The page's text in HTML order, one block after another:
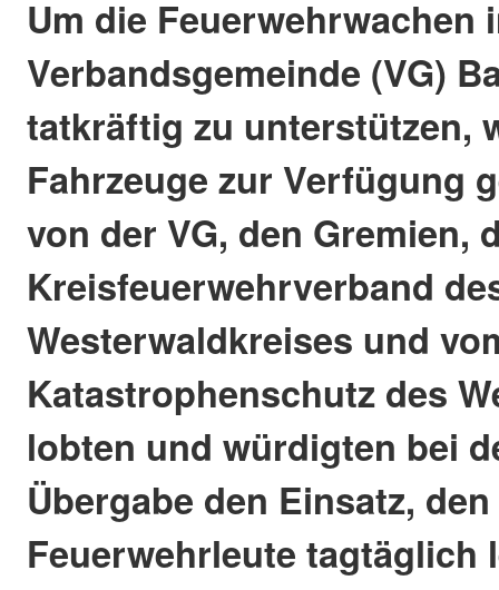
Um die Feuerwehrwachen
Verbandsgemeinde (VG)
tatkräftig zu unterstützen,
Fahrzeuge zur Verfügung
von der VG, den Gremien,
Kreisfeuerwehrverband
Westerwaldkreises und
Katastrophenschutz des
lobten und würdigten bei
Übergabe den Einsatz,
Feuerwehrleute tagtäglich